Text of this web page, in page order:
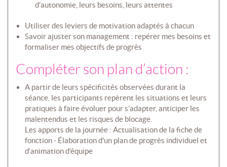
d’autonomie, leurs besoins, leurs attentes
Utiliser des leviers de motivation adaptés à chacun
Savoir ajuster son management : repérer mes besoins et
formaliser mes objectifs de progrès
Compléter son plan d’action :
A partir de leurs spécificités observées durant la
séance, les participants repèrent les situations et leurs
pratiques à faire évoluer pour s’adapter, anticiper les
malentendus et les risques de blocage.
Les apports de la journée : Actualisation de la fiche de
fonction - Élaboration d'un plan de progrès individuel et
d’animation d’équipe